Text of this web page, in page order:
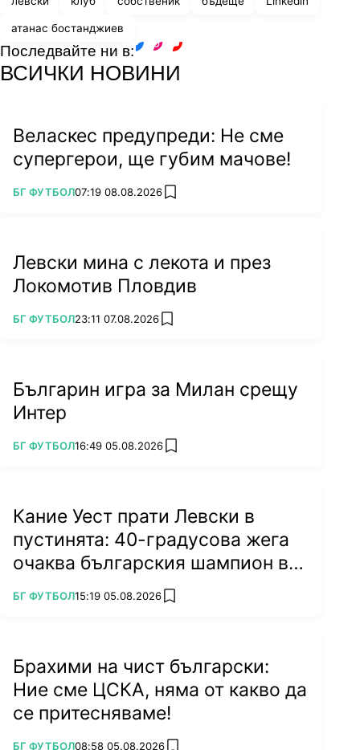
атанас бостанджиев
Последвайте ни в:
ВСИЧКИ НОВИНИ
Веласкес предупреди: Не сме
супергерои, ще губим мачове!
ПОВЕЧЕ ОТ
БГ ФУТБОЛ07:19 08.08.2026 add favorites
Левски мина с лекота и през
Локомотив Пловдив
ПОВЕЧЕ ОТ
БГ ФУТБОЛ23:11 07.08.2026 add favorites
Българин игра за Милан срещу
Интер
ПОВЕЧЕ ОТ
БГ ФУТБОЛ16:49 05.08.2026 add favorites
Кание Уест прати Левски в
пустинята: 40-градусова жега
очаква българския шампион в
Туркестан
ПОВЕЧЕ ОТ
БГ ФУТБОЛ15:19 05.08.2026 add favorites
Брахими на чист български:
Ние сме ЦСКА, няма от какво да
се притесняваме!
ПОВЕЧЕ ОТ
БГ ФУТБОЛ08:58 05.08.2026